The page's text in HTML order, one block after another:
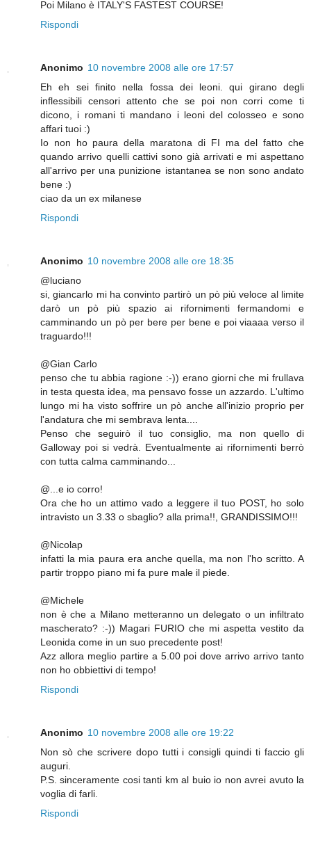
Poi Milano è ITALY'S FASTEST COURSE!
Rispondi
Anonimo 10 novembre 2008 alle ore 17:57
Eh eh sei finito nella fossa dei leoni. qui girano degli
inflessibili censori attento che se poi non corri come ti
dicono, i romani ti mandano i leoni del colosseo e sono
affari tuoi :)
Io non ho paura della maratona di FI ma del fatto che
quando arrivo quelli cattivi sono già arrivati e mi aspettano
all'arrivo per una punizione istantanea se non sono andato
bene :)
ciao da un ex milanese
Rispondi
Anonimo 10 novembre 2008 alle ore 18:35
@luciano
si, giancarlo mi ha convinto partirò un pò più veloce al limite
darò un pò più spazio ai rifornimenti fermandomi e
camminando un pò per bere per bene e poi viaaaa verso il
traguardo!!!
@Gian Carlo
penso che tu abbia ragione :-)) erano giorni che mi frullava
in testa questa idea, ma pensavo fosse un azzardo. L'ultimo
lungo mi ha visto soffrire un pò anche all'inizio proprio per
l'andatura che mi sembrava lenta....
Penso che seguirò il tuo consiglio, ma non quello di
Galloway poi si vedrà. Eventualmente ai rifornimenti berrò
con tutta calma camminando...
@...e io corro!
Ora che ho un attimo vado a leggere il tuo POST, ho solo
intravisto un 3.33 o sbaglio? alla prima!!, GRANDISSIMO!!!
@Nicolap
infatti la mia paura era anche quella, ma non l'ho scritto. A
partir troppo piano mi fa pure male il piede.
@Michele
non è che a Milano metteranno un delegato o un infiltrato
mascherato? :-)) Magari FURIO che mi aspetta vestito da
Leonida come in un suo precedente post!
Azz allora meglio partire a 5.00 poi dove arrivo arrivo tanto
non ho obbiettivi di tempo!
Rispondi
Anonimo 10 novembre 2008 alle ore 19:22
Non sò che scrivere dopo tutti i consigli quindi ti faccio gli
auguri.
P.S. sinceramente cosi tanti km al buio io non avrei avuto la
voglia di farli.
Rispondi